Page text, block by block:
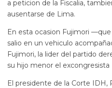
a peticion de la Fiscalia,
ausentarse de Lima.
En esta ocasion Fujimori
salio en un vehiculo
Fujimori, la lider del partido
su hijo menor el excongresista
El presidente de la Corte IDH,